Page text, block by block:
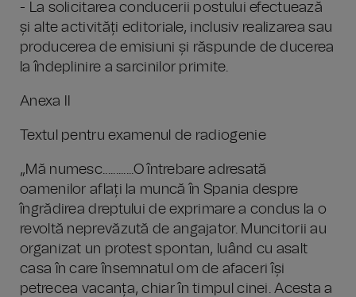
- La solicitarea conducerii postului efectuează
și alte activități editoriale, inclusiv realizarea sau
producerea de emisiuni și răspunde de ducerea
la îndeplinire a sarcinilor primite.
Anexa II
Textul pentru examenul de radiogenie
„Mă numesc............O întrebare adresată
oamenilor aflați la muncă în Spania despre
îngrădirea dreptului de exprimare a condus la o
revoltă neprevăzută de angajator. Muncitorii au
organizat un protest spontan, luând cu asalt
casa în care însemnatul om de afaceri își
petrecea vacanța, chiar în timpul cinei. Acesta a